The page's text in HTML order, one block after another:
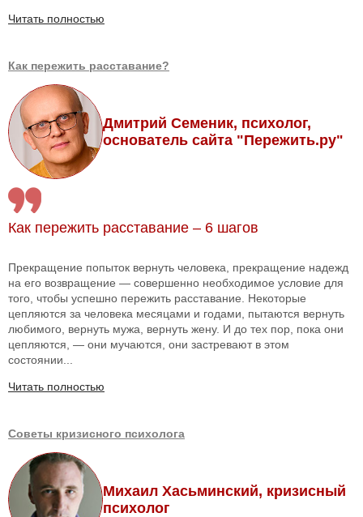
Читать полностью
Как пережить расставание?
Дмитрий Семеник, психолог,
основатель сайта "Пережить.ру"
Как пережить расставание – 6 шагов
Прекращение попыток вернуть человека, прекращение надежд
на его возвращение — совершенно необходимое условие для
того, чтобы успешно пережить расставание. Некоторые
цепляются за человека месяцами и годами, пытаются вернуть
любимого, вернуть мужа, вернуть жену. И до тех пор, пока они
цепляются, — они мучаются, они застревают в этом
состоянии...
Читать полностью
Советы кризисного психолога
Михаил Хасьминский, кризисный
психолог